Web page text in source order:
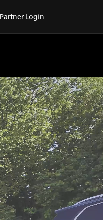
Partner Login